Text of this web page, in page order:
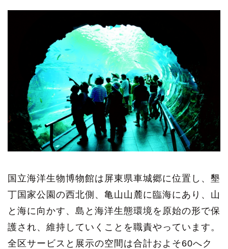
国立海洋生物博物館は屏東県車城郷に位置し、墾
丁国家公園の西北側、亀山山麓に臨海にあり、山
と海に向かす、島と海洋生態環境を原始の形で保
護され、維持していくことを職責やっています。
全区サービスと展示の空間は合計およそ60へク